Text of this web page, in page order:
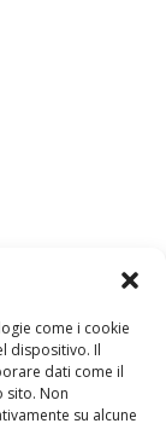
come i cookie
dispositivo. Il
dati come il
sito. Non
su alcune